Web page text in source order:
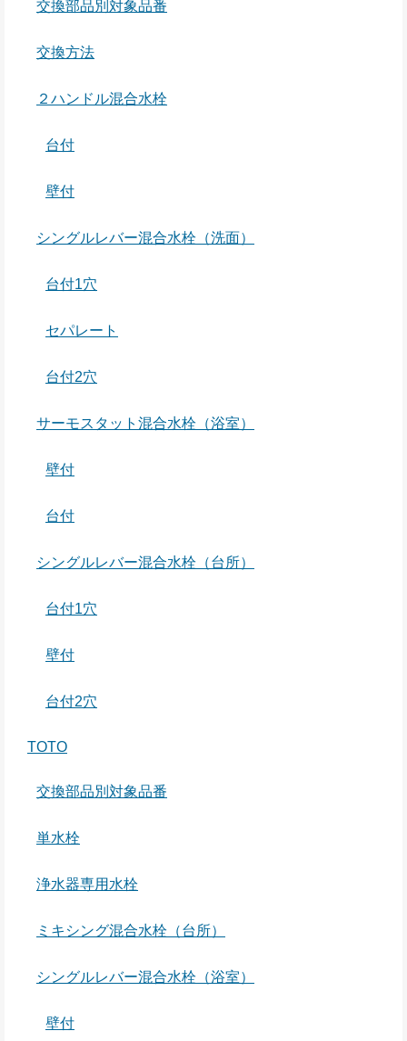
交換部品別対象品番
交換方法
２ハンドル混合水栓
台付
壁付
シングルレバー混合水栓（洗面）
台付1穴
セパレート
台付2穴
サーモスタット混合水栓（浴室）
壁付
台付
シングルレバー混合水栓（台所）
台付1穴
壁付
台付2穴
TOTO
交換部品別対象品番
単水栓
浄水器専用水栓
ミキシング混合水栓（台所）
シングルレバー混合水栓（浴室）
壁付